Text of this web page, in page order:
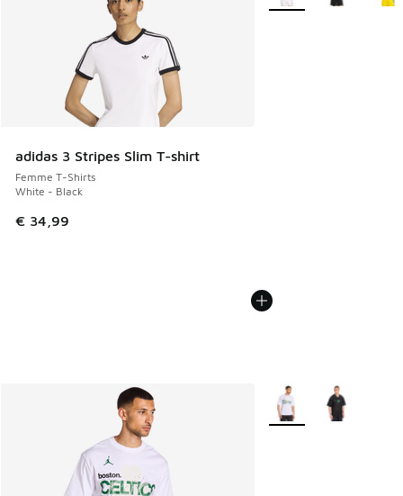
adidas 3 Stripes Slim T-shirt
Femme T-Shirts
White - Black
€ 34,99
Plus de couleurs